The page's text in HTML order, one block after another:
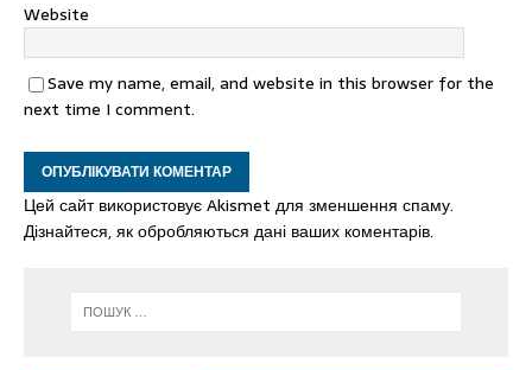
Website
Save my name, email, and website in this browser for the
next time I comment.
Цей сайт використовує Akismet для зменшення спаму.
Дізнайтеся, як обробляються дані ваших коментарів.